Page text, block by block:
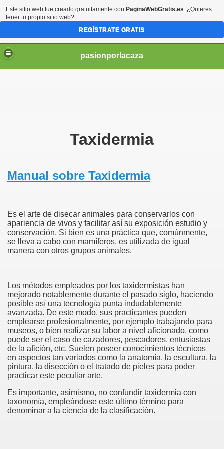
pasionporlacaza
Taxidermia
Manual sobre Taxidermia
Es el arte de disecar animales para conservarlos con
apariencia de vivos y facilitar así su exposición estudio y
conservación. Si bien es una práctica que, comúnmente,
se lleva a cabo con mamíferos, es utilizada de igual
manera con otros grupos animales.
Los métodos empleados por los taxidermistas han
mejorado notablemente durante el pasado siglo, haciendo
posible así una tecnología punta indudablemente
avanzada. De este modo, sus practicantes pueden
emplearse profesionalmente, por ejemplo trabajando para
museos, o bien realizar su labor a nivel aficionado, como
puede ser el caso de cazadores, pescadores, entusiastas
de la afición, etc. Suelen poseer conocimientos técnicos
en aspectos tan variados como la anatomía, la escultura, la
pintura, la disección o el tratado de pieles para poder
practicar este peculiar arte.
Es importante, asimismo, no confundir taxidermia con
taxonomía, empleándose este último término para
denominar a la ciencia de la clasificación.
Este sitio web fue creado gratuitamente con PaginaWebGratis.es. ¿Quieres
tener tu propio sitio web?
REGÍSTRATE GRATIS